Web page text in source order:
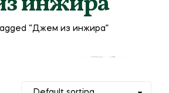
“Джем из инжира”